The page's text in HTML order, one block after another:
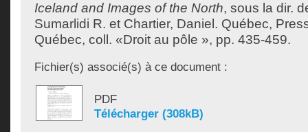
Iceland and Images of the North, sous la dir.
Sumarlidi R. et Chartier, Daniel . Québec,
Québec, coll. «Droit au pôle », pp. 435-459.
Fichier(s) associé(s) à ce document :
PDF
Télécharger (308kB)